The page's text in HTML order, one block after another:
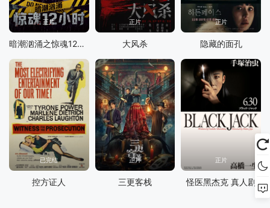
正片
暗潮汹涌之惊魂12小时
正片
大风杀
正片
隐藏的面孔
已完结
控方证人
正片
三更客栈
正片
怪医黑杰克 真人剧